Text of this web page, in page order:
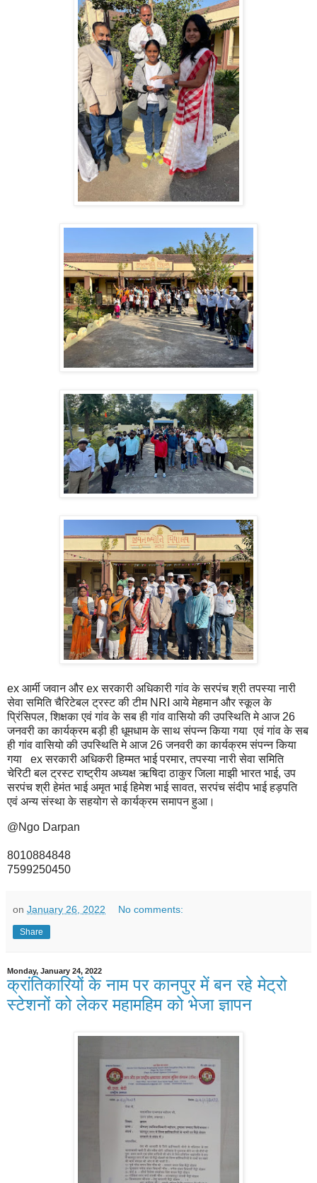
ex आर्मी जवान और ex सरकारी अधिकारी गांव के सरपंच श्री तपस्या नारी
सेवा समिति चैरिटेबल ट्रस्ट की टीम NRI आये मेहमान और स्कूल के
प्रिंसिपल, शिक्षका एवं गांव के सब ही गांव वासियो की उपस्थिति मे आज 26
जनवरी का कार्यक्रम बड़ी ही धूमधाम के साथ संपन्न किया गया एवं गांव के सब
ही गांव वासियो की उपस्थिति मे आज 26 जनवरी का कार्यक्रम संपन्न किया
गया ex सरकारी अधिकरी हिम्मत भाई परमार, तपस्या नारी सेवा समिति
चेरिटी बल ट्रस्ट राष्ट्रीय अध्यक्ष ऋषिदा ठाकुर जिला माझी भारत भाई, उप
सरपंच श्री हेमंत भाई अमृत भाई हिमेश भाई सावत, सरपंच संदीप भाई हड़पति
एवं अन्य संस्था के सहयोग से कार्यक्रम समापन हुआ।
@Ngo Darpan
8010884848
7599250450
on January 26, 2022 No comments:
Share
Monday, January 24, 2022
क्रांतिकारियों के नाम पर कानपुर में बन रहे मेट्रो
स्टेशनों को लेकर महामहिम को भेजा ज्ञापन